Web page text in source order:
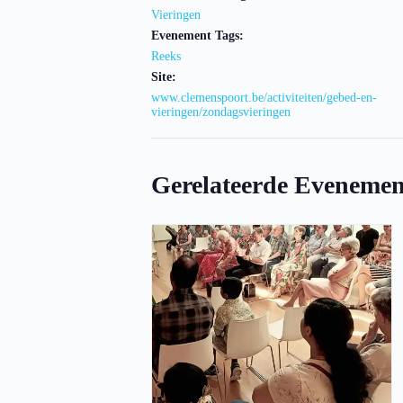
Vieringen
Evenement Tags:
Reeks
Site:
www.clemenspoort.be/activiteiten/gebed-en-
vieringen/zondagsvieringen
Gerelateerde